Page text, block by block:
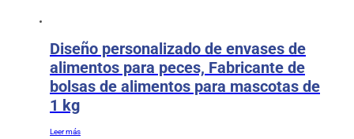
Diseño personalizado de envases de
alimentos para peces, Fabricante de
bolsas de alimentos para mascotas de
1 kg
Leer más